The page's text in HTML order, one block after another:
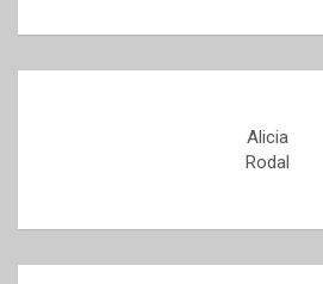
Alicia
Rodal